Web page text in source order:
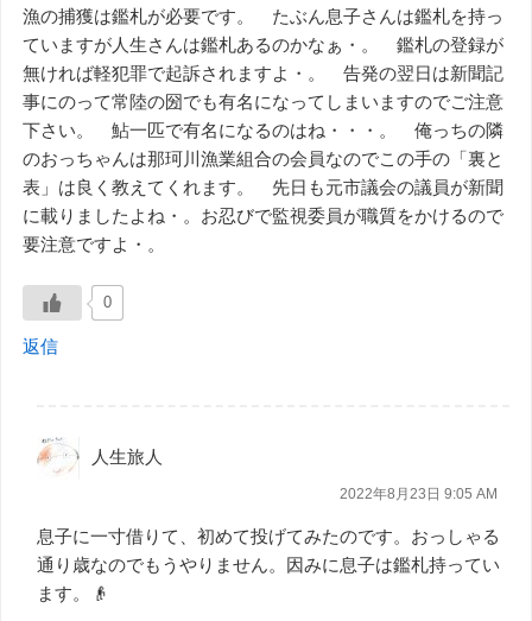
漁の捕獲は鑑札が必要です。 たぶん息子さんは鑑札を持っ
ていますが人生さんは鑑札あるのかなぁ・。 鑑札の登録が
無ければ軽犯罪で起訴されますよ・。 告発の翌日は新聞記
事にのって常陸の圀でも有名になってしまいますのでご注意
下さい。 鮎一匹で有名になるのはね・・・。 俺っちの隣
のおっちゃんは那珂川漁業組合の会員なのでこの手の「裏と
表」は良く教えてくれます。 先日も元市議会の議員が新聞
に載りましたよね・。お忍びで監視委員が職質をかけるので
要注意ですよ・。
0
返信
人生旅人
2022年8月23日 9:05 AM
息子に一寸借りて、初めて投げてみたのです。おっしゃる
通り歳なのでもうやりません。因みに息子は鑑札持ってい
ます。👴